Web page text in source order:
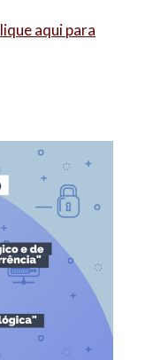
aqui para